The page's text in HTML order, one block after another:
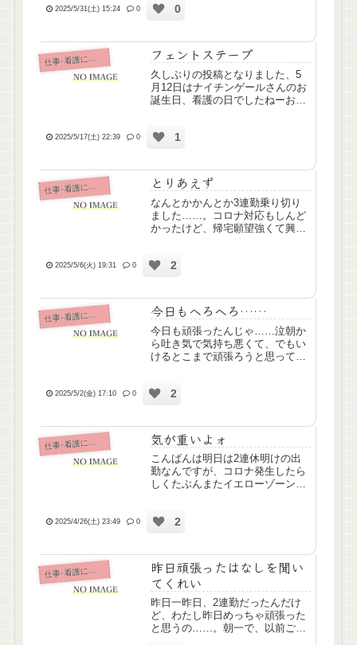
か必死で頑張るんですが、昨日は
2025/5/31(土) 15:24 0 0
仕
事･看護について フェントステープ
久しぶりの投稿となりました、5
月12日はナイチンゲールさんのお
誕生日、看護の日でしたねーお仕
とがあったので戒めのためにした
2025/5/17(土) 22:39 0 1
仕
事･看護について とりあえず
なんとかかんとか3連勤乗り切り
ました……。コロナ対応もしんど
かったけど、帰宅願望強くて興奮
申し訳ないけど、くどくど管巻か
し...
2025/5/6(火) 19:31 0 2
仕
事･看護について 今日もヘろへろ……
今日も頑張ったんじゃ……泣朝か
ら吐き気で気持ち悪くて、でもい
けるとこまで頑張ろうと思って出
ーミナルの利用者さんのご家族様
る...
2025/5/2(金) 17:10 0 2
仕
事･看護について 気が重いよォ
こんばんは明日は2連休明けの出
勤なんですが、コロナ発生したら
しくたぶんまたイエローゾーン対
デス……
2025/4/26(土) 23:49 0 2
仕
事･看護について
昨日頑張ったはなしを聞い
てくれい
昨日一昨日、2連勤だったんだけ
ど、わたし昨日めっちゃ頑張った
と思うの……。朝一で、以前ご気